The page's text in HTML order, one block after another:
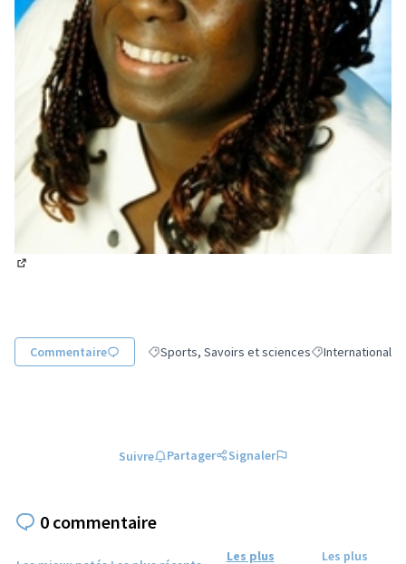
Commentaire Filtrer les résultats de la catégorie : Sports,
Sports, Savoirs et sciencesFiltrer les
International
Suivre Partager Signaler
0 commentaire
Les plus
Les plus